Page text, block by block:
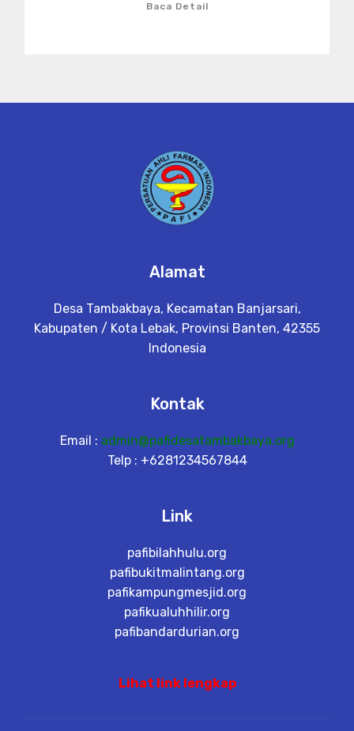
Baca Detail
Alamat
Desa Tambakbaya, Kecamatan Banjarsari,
Kabupaten / Kota Lebak, Provinsi Banten, 42355
Indonesia
Kontak
Email : admin@pafidesatambakbaya.org
Telp : +6281234567844
Link
pafibilahhulu.org
pafibukitmalintang.org
pafikampungmesjid.org
pafikualuhhilir.org
pafibandardurian.org
Lihat link lengkap